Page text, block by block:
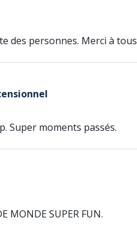
des personnes. Merci à tous
Super moments passés.
MONDE SUPER FUN.